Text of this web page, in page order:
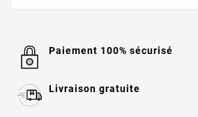
Paiement 100% sécurisé
Livraison gratuite